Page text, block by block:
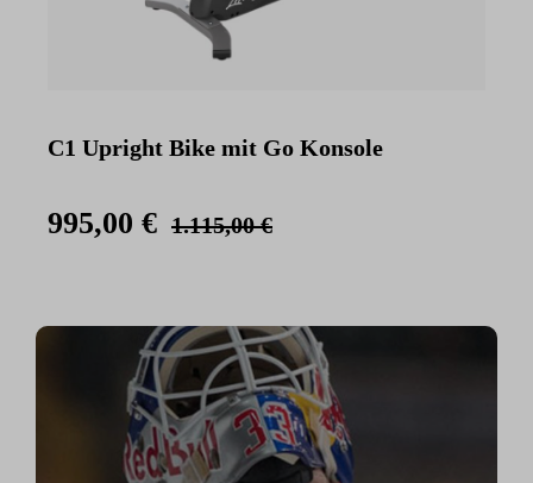
C1 Upright Bike mit Go Konsole
995,00 € 1.115,00 €